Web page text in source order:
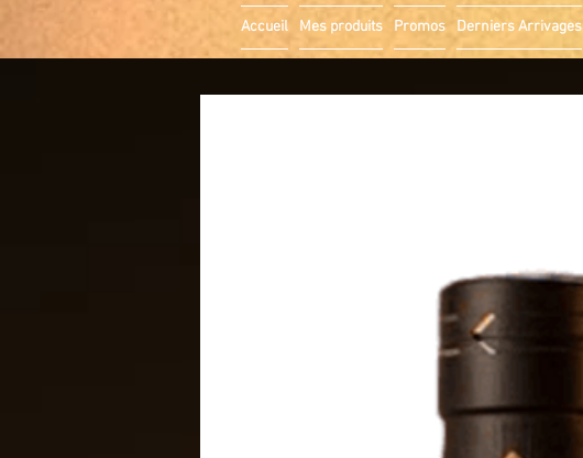
Accueil Mes produits Promos Derniers Arrivages